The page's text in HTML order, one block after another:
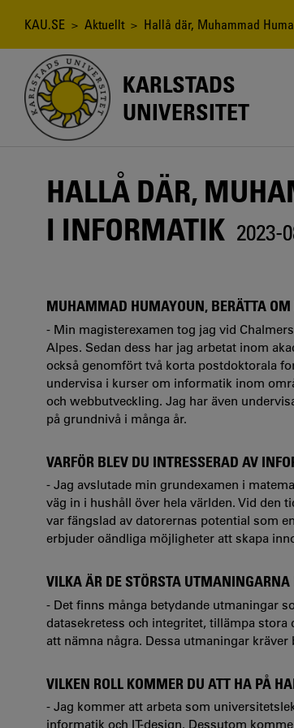
Länkstig
KAU.SE > Aktuellt > Hallå där, Muhammad
KARLSTADS
UNIVERSITET
HALLÅ DÄR,
I INFORMATIK 2023-
MUHAMMAD HUMAYOUN, BERÄTTA
- Min magisterexamen tog jag vid
Alpes. Sedan dess har jag arbetat inom
också genomfört två korta postdoktorala
undervisa i kurser om informatik inom
och webbutveckling. Jag har även
på grundnivå i många år.
VARFÖR BLEV DU INTRESSERAD AV
- Jag avslutade min grundexamen i
väg in i hushåll över hela världen. Vid den
var fängslad av datorernas potential som
erbjuder oändliga möjligheter att skapa
VILKA ÄR DE STÖRSTA
- Det finns många betydande utmaningar
datasekretess och integritet, tillämpa
att nämna några. Dessa utmaningar kräver
VILKEN ROLL KOMMER DU ATT HA PÅ
- Jag kommer att arbeta som
informatik och IT-design. Dessutom